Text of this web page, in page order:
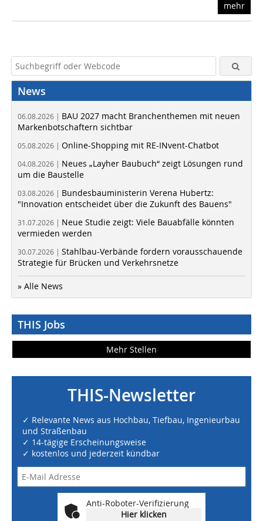
mehr
News
06.08.2026 | BAU 2027 macht Branchenthemen mit neuen
Markenbotschaftern sichtbar
05.08.2026 | Online-Shopping mit RE-INvent-Chatbot
04.08.2026 | Neues „Layher Baubuch“ zeigt Lösungen rund
um die Baustelle
03.08.2026 | Bundesbauministerin Verena Hubertz:
"Innovation entscheidet über die Zukunft des Bauens"
31.07.2026 | Neue Studie zeigt: Viele Bauabfälle könnten
vermieden werden
30.07.2026 | Stahlbau-Verbände fordern vorausschauende
Strategie für Brücken und Verkehrsnetze
» Alle News
THIS Jobs
Mehr Stellen
THIS-Newsletter
✓ Relevante News aus Hochbau, Tiefbau, Ingenieurbau
und Straßenbau
✓ 14-tägige Erscheinungsweise
✓ kostenlos und jederzeit kündbar
Anti-Roboter-Verifizierung
Hier klicken